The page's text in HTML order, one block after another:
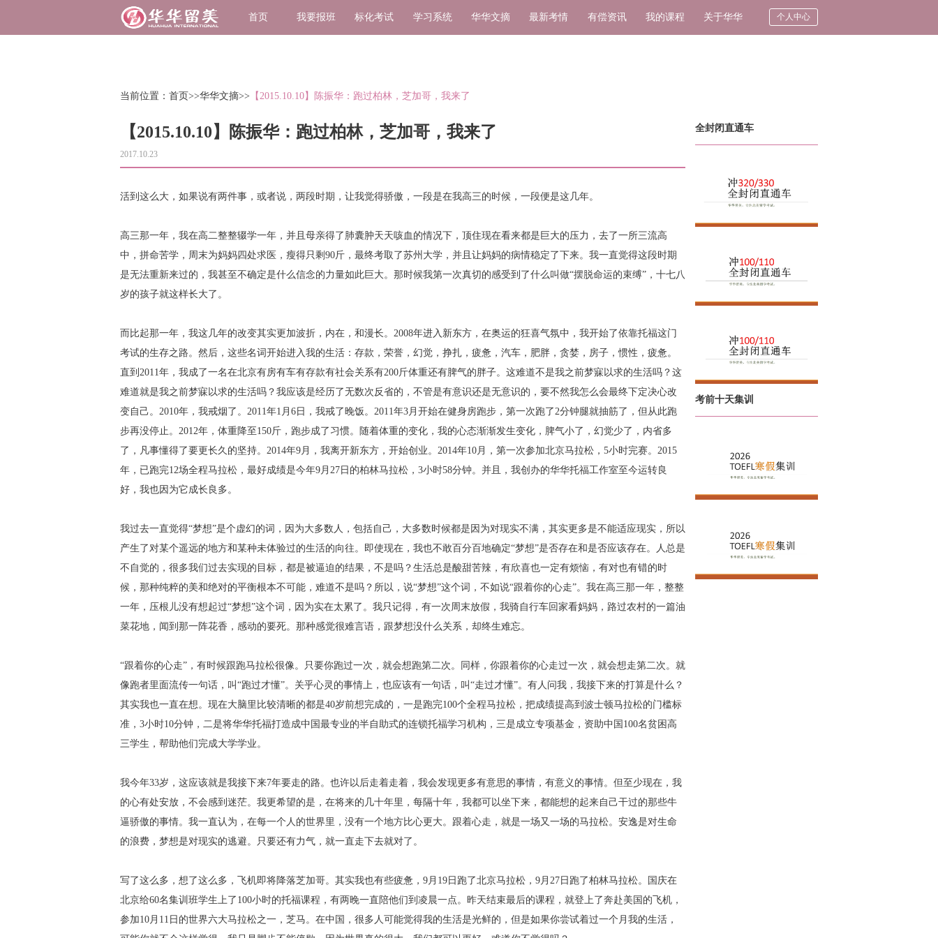
首页 我要报班 标化考试 学习系统 华华文摘 最新考情 有偿资讯 我的课程 关于华华 个人中心
当前位置： 首页>>华华文摘>> 【2015.10.10】陈振华：跑过柏林，芝加哥，我来了
【2015.10.10】陈振华：跑过柏林，芝加哥，我来了
2017.10.23
活到这么大，如果说有两件事，或者说，两段时期，让我觉得骄傲，一段是在我高三的时候，一段便是这几年。
高三那一年，我在高二整整辍学一年，并且母亲得了肺囊肿天天咳血的情况下，顶住现在看来都是巨大的压力，去了一所三流高
中，拼命苦学，周末为妈妈四处求医，瘦得只剩90斤，最终考取了苏州大学，并且让妈妈的病情稳定了下来。我一直觉得这段时期
是无法重新来过的，我甚至不确定是什么信念的力量如此巨大。那时候我第一次真切的感受到了什么叫做“摆脱命运的束缚”，十七八
岁的孩子就这样长大了。
而比起那一年，我这几年的改变其实更加波折，内在，和漫长。2008年进入新东方，在奥运的狂喜气氛中，我开始了依靠托福这门
考试的生存之路。然后，这些名词开始进入我的生活：存款，荣誉，幻觉，挣扎，疲惫，汽车，肥胖，贪婪，房子，惯性，疲惫。
直到2011年，我成了一名在北京有房有车有存款有社会关系有200斤体重还有脾气的胖子。这难道不是我之前梦寐以求的生活吗？这
难道就是我之前梦寐以求的生活吗？我应该是经历了无数次反省的，不管是有意识还是无意识的，要不然我怎么会最终下定决心改
变自己。2010年，我戒烟了。2011年1月6日，我戒了晚饭。2011年3月开始在健身房跑步，第一次跑了2分钟腿就抽筋了，但从此跑
步再没停止。2012年，体重降至150斤，跑步成了习惯。随着体重的变化，我的心态渐渐发生变化，脾气小了，幻觉少了，内省多
了，凡事懂得了要更长久的坚持。2014年9月，我离开新东方，开始创业。2014年10月，第一次参加北京马拉松，5小时完赛。2015
年，已跑完12场全程马拉松，最好成绩是今年9月27日的柏林马拉松，3小时58分钟。并且，我创办的华华托福工作室至今运转良
好，我也因为它成长良多。
我过去一直觉得“梦想”是个虚幻的词，因为大多数人，包括自己，大多数时候都是因为对现实不满，其实更多是不能适应现实，所以
产生了对某个遥远的地方和某种未体验过的生活的向往。即使现在，我也不敢百分百地确定“梦想”是否存在和是否应该存在。人总是
不自觉的，很多我们过去实现的目标，都是被逼迫的结果，不是吗？生活总是酸甜苦辣，有欣喜也一定有烦恼，有对也有错的时
候，那种纯粹的美和绝对的平衡根本不可能，难道不是吗？所以，说“梦想”这个词，不如说“跟着你的心走”。我在高三那一年，整整
一年，压根儿没有想起过“梦想”这个词，因为实在太累了。我只记得，有一次周末放假，我骑自行车回家看妈妈，路过农村的一篇油
菜花地，闻到那一阵花香，感动的要死。那种感觉很难言语，跟梦想没什么关系，却终生难忘。
“跟着你的心走”，有时候跟跑马拉松很像。只要你跑过一次，就会想跑第二次。同样，你跟着你的心走过一次，就会想走第二次。就
像跑者里面流传一句话，叫“跑过才懂”。关乎心灵的事情上，也应该有一句话，叫“走过才懂”。有人问我，我接下来的打算是什么？
其实我也一直在想。现在大脑里比较清晰的都是40岁前想完成的，一是跑完100个全程马拉松，把成绩提高到波士顿马拉松的门槛标
准，3小时10分钟，二是将华华托福打造成中国最专业的半自助式的连锁托福学习机构，三是成立专项基金，资助中国100名贫困高
三学生，帮助他们完成大学学业。
我今年33岁，这应该就是我接下来7年要走的路。也许以后走着走着，我会发现更多有意思的事情，有意义的事情。但至少现在，我
的心有处安放，不会感到迷茫。我更希望的是，在将来的几十年里，每隔十年，我都可以坐下来，都能想的起来自己干过的那些牛
逼骄傲的事情。我一直认为，在每一个人的世界里，没有一个地方比心更大。跟着心走，就是一场又一场的马拉松。安逸是对生命
的浪费，梦想是对现实的逃避。只要还有力气，就一直走下去就对了。
写了这么多，想了这么多，飞机即将降落芝加哥。其实我也有些疲惫，9月19日跑了北京马拉松，9月27日跑了柏林马拉松。国庆在
北京给60名集训班学生上了100小时的托福课程，有两晚一直陪他们到凌晨一点。昨天结束最后的课程，就登上了奔赴美国的飞机，
参加10月11日的世界六大马拉松之一，芝马。在中国，很多人可能觉得我的生活是光鲜的，但是如果你尝试着过一个月我的生活，
全封闭直通车
考前十天集训